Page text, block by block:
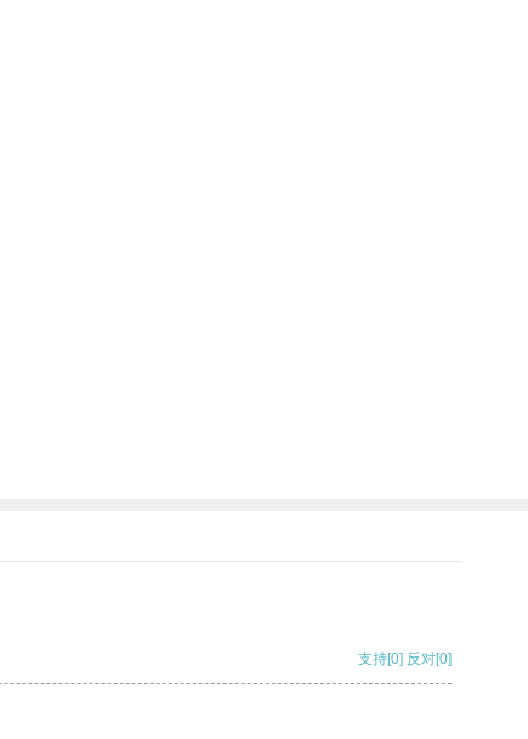
支持[0] 反对[0]